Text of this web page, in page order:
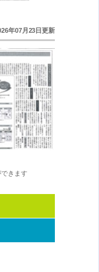
年07月23日更新
きます